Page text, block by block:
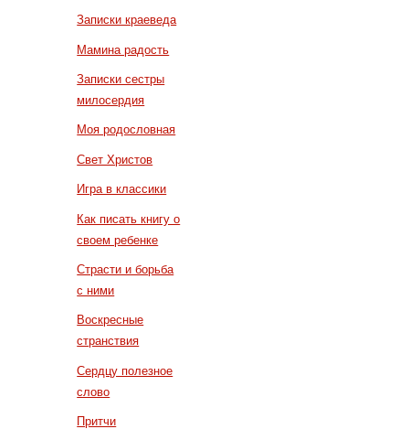
Записки краеведа
Мамина радость
Записки сестры
милосердия
Моя родословная
Свет Христов
Игра в классики
Как писать книгу о
своем ребенке
Страсти и борьба
с ними
Воскресные
странствия
Сердцу полезное
слово
Притчи